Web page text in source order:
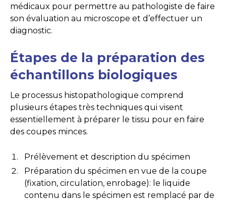
médicaux pour permettre au pathologiste de faire
son évaluation au microscope et d’effectuer un
diagnostic.
Étapes de la préparation des
échantillons biologiques
Le processus histopathologique comprend
plusieurs étapes très techniques qui visent
essentiellement à préparer le tissu pour en faire
des coupes minces.
Prélèvement et description du spécimen
Préparation du spécimen en vue de la coupe
(fixation, circulation, enrobage): le liquide
contenu dans le spécimen est remplacé par de